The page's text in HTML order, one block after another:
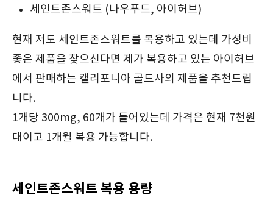
세인트존스워트 (나우푸드, 아이허브)
현재 저도 세인트존스워트를 복용하고 있는데 가성비
좋은 제품을 찾으신다면 제가 복용하고 있는 아이허브
에서 판매하는 캘리포니아 골드사의 제품을 추천드립
니다.
1개당 300mg, 60개가 들어있는데 가격은 현재 7천원
대이고 1개월 복용 가능합니다.
세인트존스워트 복용 용량